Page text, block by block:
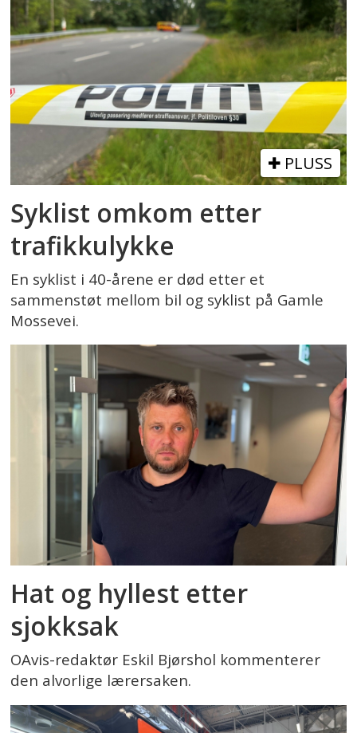
PLUSS
Syklist omkom etter
trafikkulykke
En syklist i 40-årene er død etter et
sammenstøt mellom bil og syklist på Gamle
Mossevei.
Hat og hyllest etter
sjokksak
OAvis-redaktør Eskil Bjørshol kommenterer
den alvorlige lærersaken.